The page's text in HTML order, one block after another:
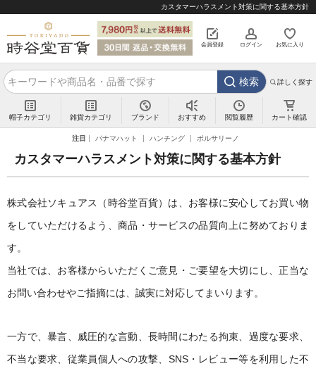
カスタマーハラスメント対策に関する基本方針
会員登録 ログイン お気に入り
検索 詳しく探す
帽子カテゴリ 雑貨カテゴリ ブランド おすすめ 閲覧履歴 カート確認
注目 パナマハット ハンチング ボルサリーノ
カスタマーハラスメント対策に関する基本方針
株式会社ソキュアス（時谷堂百貨）は、お客様に安心してお買い物
をしていただけるよう、商品・サービスの品質向上に努めておりま
す。
当社では、お客様からいただくご意見・ご要望を大切にし、正当な
お問い合わせやご指摘には、誠実に対応してまいります。
一方で、暴言、威圧的な言動、長時間にわたる拘束、過度な要求、
不当な要求、従業員個人への攻撃、SNS・レビュー等を利用した不